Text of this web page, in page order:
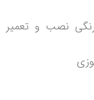
نصب و تعمیر